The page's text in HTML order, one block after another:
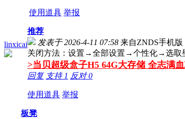
使用道具 举报
linxicai
推荐
发表于 2026-4-11 07:58 来自ZNDS手机版
关闭方法：设置→全部设置→个性化→选取
>当贝超级盒子H5 64G大存储 全志满
回复 支持 1 反对0
使用道具 举报
板凳